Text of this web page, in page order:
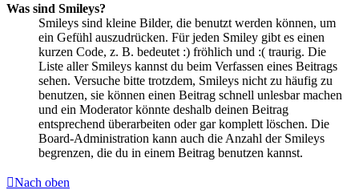
Was sind Smileys?
Smileys sind kleine Bilder, die benutzt werden können, um
ein Gefühl auszudrücken. Für jeden Smiley gibt es einen
kurzen Code, z. B. bedeutet :) fröhlich und :( traurig. Die
Liste aller Smileys kannst du beim Verfassen eines Beitrags
sehen. Versuche bitte trotzdem, Smileys nicht zu häufig zu
benutzen, sie können einen Beitrag schnell unlesbar machen
und ein Moderator könnte deshalb deinen Beitrag
entsprechend überarbeiten oder gar komplett löschen. Die
Board-Administration kann auch die Anzahl der Smileys
begrenzen, die du in einem Beitrag benutzen kannst.
Nach oben